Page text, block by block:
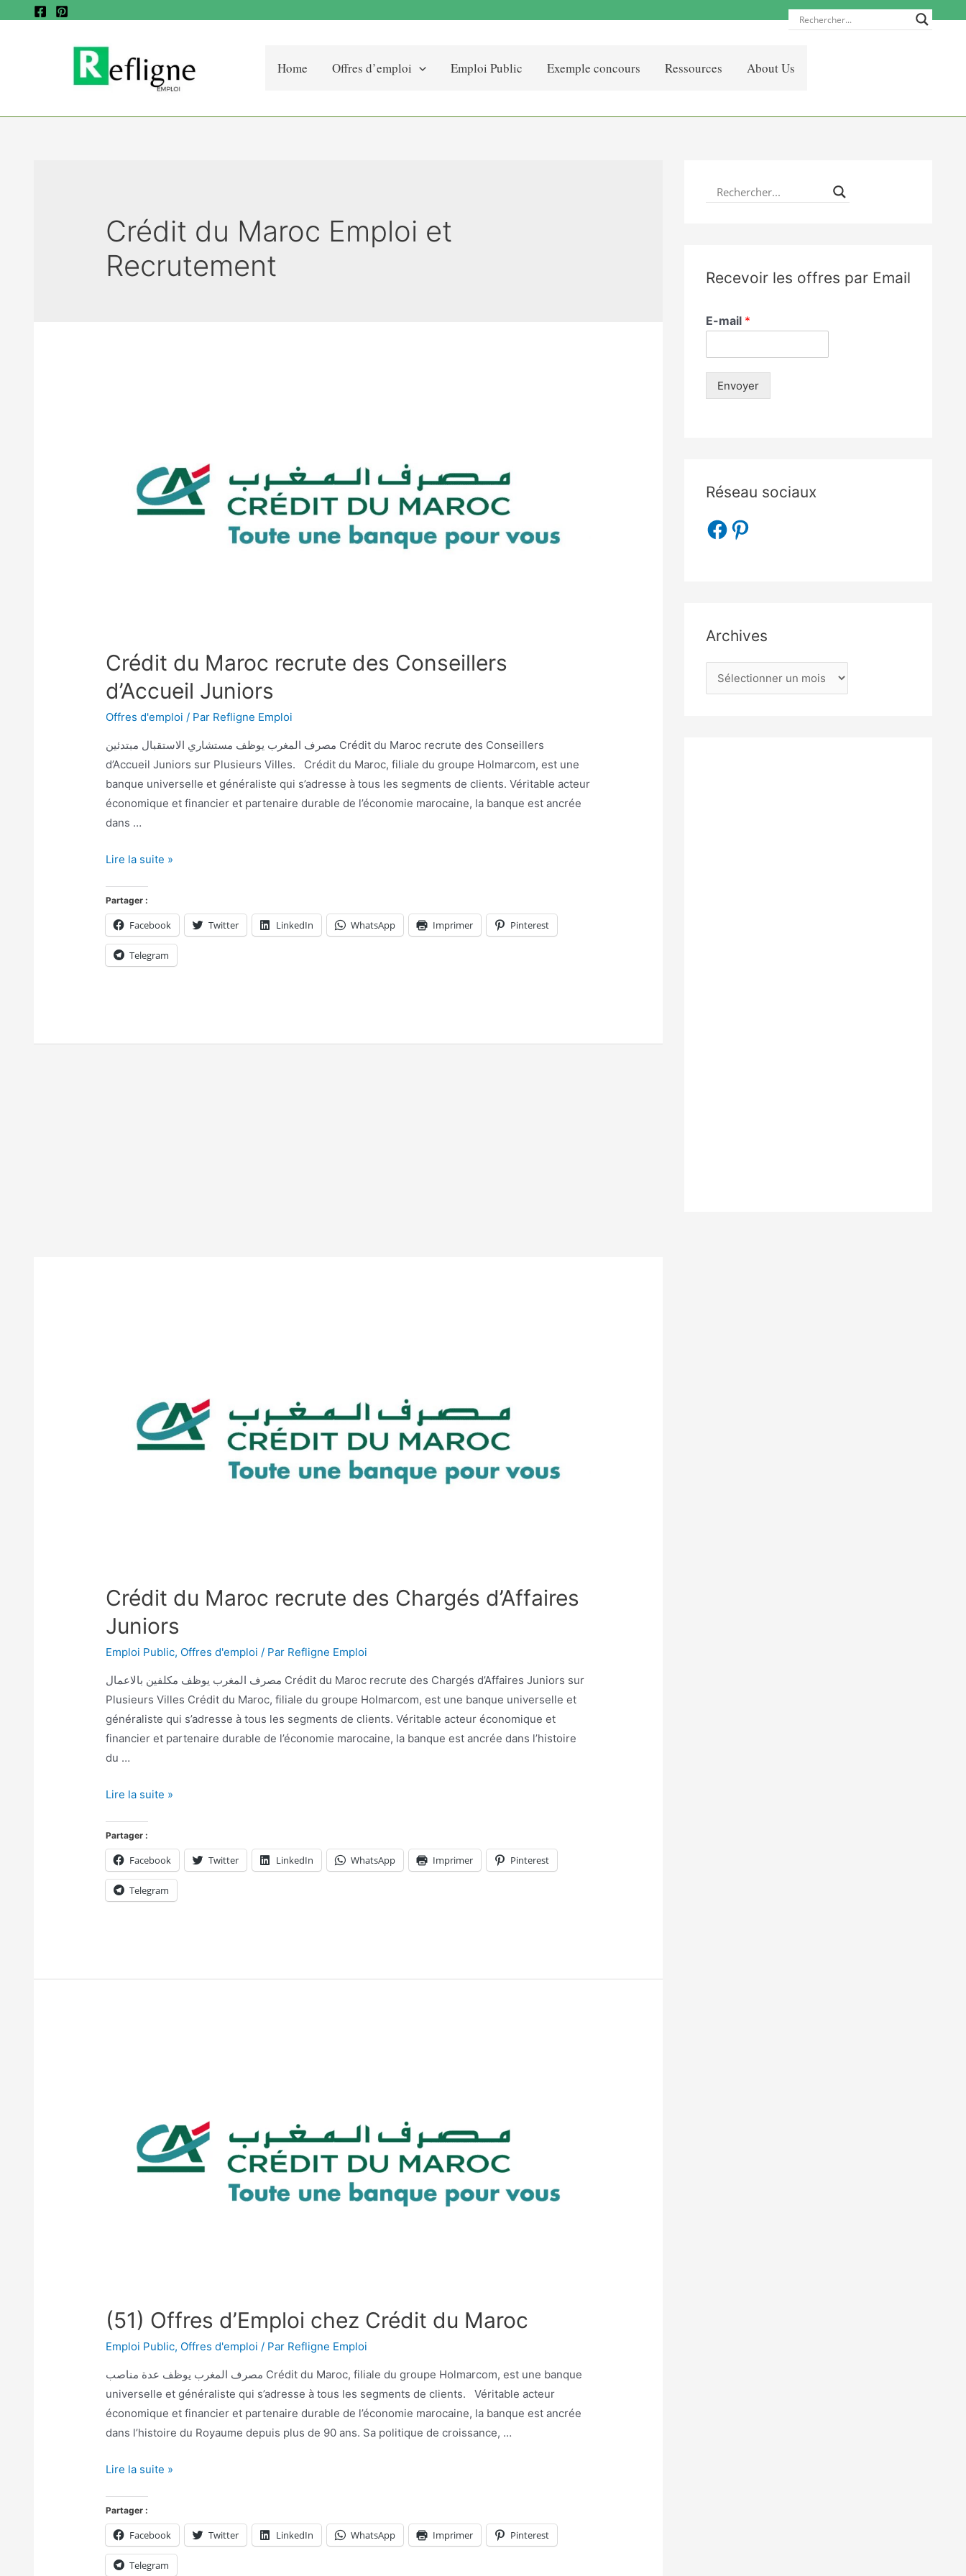
Home Offres d’emploi Emploi Public Exemple concours Ressources About Us
Crédit du Maroc Emploi et
Recrutement
Crédit du Maroc recrute des Conseillers
d’Accueil Juniors
Offres d'emploi / Par Refligne Emploi
مصرف المغرب يوظف مستشاري الاستقبال مبتدئين Crédit du Maroc recrute des Conseillers
d’Accueil Juniors sur Plusieurs Villes. Crédit du Maroc, filiale du groupe Holmarcom, est une
banque universelle et généraliste qui s’adresse à tous les segments de clients. Véritable acteur
économique et financier et partenaire durable de l’économie marocaine, la banque est ancrée
dans …
Lire la suite »
Partager :
Facebook Twitter LinkedIn WhatsApp Imprimer Pinterest
Telegram
Crédit du Maroc recrute des Chargés d’Affaires
Juniors
Emploi Public, Offres d'emploi / Par Refligne Emploi
مصرف المغرب يوظف مكلفين بالاعمال Crédit du Maroc recrute des Chargés d’Affaires Juniors sur
Plusieurs Villes Crédit du Maroc, filiale du groupe Holmarcom, est une banque universelle et
généraliste qui s’adresse à tous les segments de clients. Véritable acteur économique et
financier et partenaire durable de l’économie marocaine, la banque est ancrée dans l’histoire
du …
Lire la suite »
Partager :
Facebook Twitter LinkedIn WhatsApp Imprimer Pinterest
Telegram
(51) Offres d’Emploi chez Crédit du Maroc
Emploi Public, Offres d'emploi / Par Refligne Emploi
مصرف المغرب يوظف عدة مناصب Crédit du Maroc, filiale du groupe Holmarcom, est une banque
universelle et généraliste qui s’adresse à tous les segments de clients. Véritable acteur
économique et financier et partenaire durable de l’économie marocaine, la banque est ancrée
dans l’histoire du Royaume depuis plus de 90 ans. Sa politique de croissance, …
Lire la suite »
Partager :
Facebook Twitter LinkedIn WhatsApp Imprimer Pinterest
Telegram
Recevoir les offres par Email
E-mail *
Envoyer
Réseau sociaux
Archives